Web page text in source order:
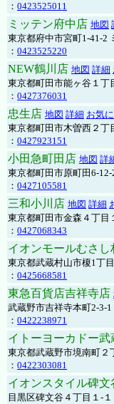
： 0423525011
ミッテン府中店 地図
東京都府中市宮町1-41-2
： 0423525220
NEW鶴川店 地図 詳細
東京都町田市能ヶ谷１
： 0427376031
忠生店 地図 詳細 お気
東京都町田市木曽西２丁
： 0427923151
小田急町田店 地図 詳
東京都町田市原町田6-
： 0427105581
三和小川店 地図 詳細
東京都町田市金森４丁目
： 0427068343
イオンモールむさし
東京都武蔵村山市榎1丁
： 0425668581
東急百貨店吉祥寺店
武蔵野市吉祥寺本町2-3-
： 0422238971
イトーヨーカドー武
東京都武蔵野市境南町２
： 0422303081
イオンスタイル碑文
目黒区碑文谷４丁目１-